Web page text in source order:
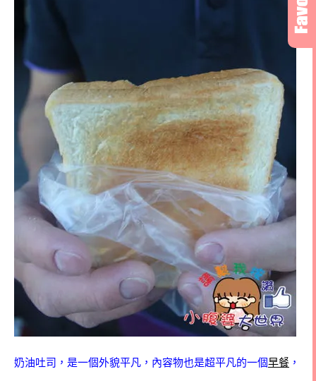
奶油吐司，是一個外貌平凡，內容物也是超平凡的一個早餐 ，